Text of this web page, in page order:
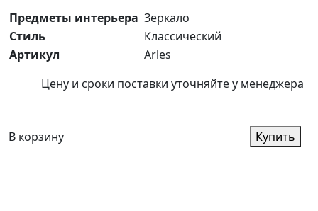
Предметы интерьера Зеркало
Стиль
Классический
Артикул
Arles
Цену и сроки поставки уточняйте у менеджера
В корзину Купить